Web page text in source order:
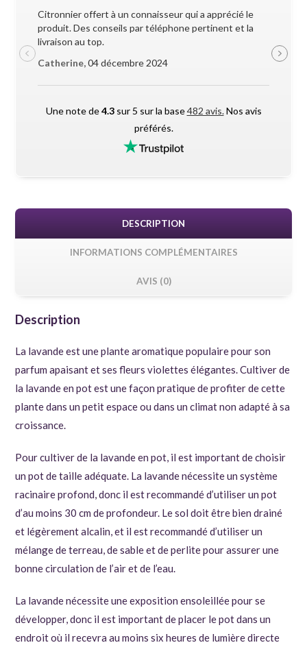
Citronnier offert à un connaisseur qui a apprécié le
produit. Des conseils par téléphone pertinent et la
livraison au top.
Catherine,04 décembre 2024
Une note de4.3sur 5 sur la base482 avis.Nos avis
préférés.
DESCRIPTION
INFORMATIONS COMPLÉMENTAIRES
AVIS (0)
Description
La lavande est une plante aromatique populaire pour son
parfum apaisant et ses fleurs violettes élégantes. Cultiver de
la lavande en pot est une façon pratique de profiter de cette
plante dans un petit espace ou dans un climat non adapté à sa
croissance.
Pour cultiver de la lavande en pot, il est important de choisir
un pot de taille adéquate. La lavande nécessite un système
racinaire profond, donc il est recommandé d’utiliser un pot
d’au moins 30 cm de profondeur. Le sol doit être bien drainé
et légèrement alcalin, et il est recommandé d’utiliser un
mélange de terreau, de sable et de perlite pour assurer une
bonne circulation de l’air et de l’eau.
La lavande nécessite une exposition ensoleillée pour se
développer, donc il est important de placer le pot dans un
endroit où il recevra au moins six heures de lumière directe